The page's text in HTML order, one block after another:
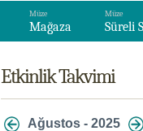
Mağaza
Müze
Süreli
Müze
Etkinlik Takvimi
Ağustos - 2025